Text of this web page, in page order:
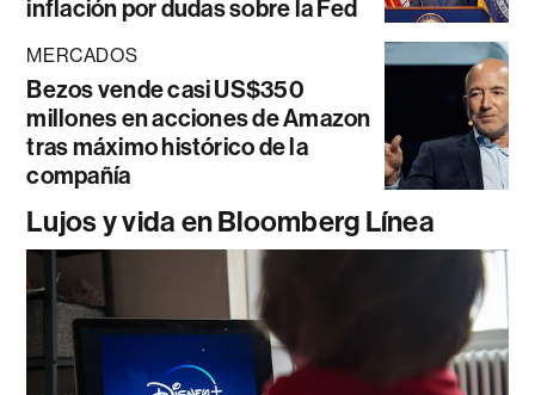
inflación por dudas sobre la Fed
MERCADOS
Bezos vende casi US$350
millones en acciones de Amazon
tras máximo histórico de la
compañía
Lujos y vida en Bloomberg Línea